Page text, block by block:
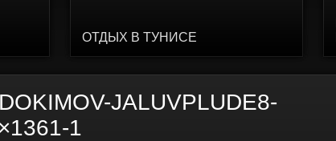
ОТДЫХ В ТУНИСЕ
JALUVPLUDE8-
1